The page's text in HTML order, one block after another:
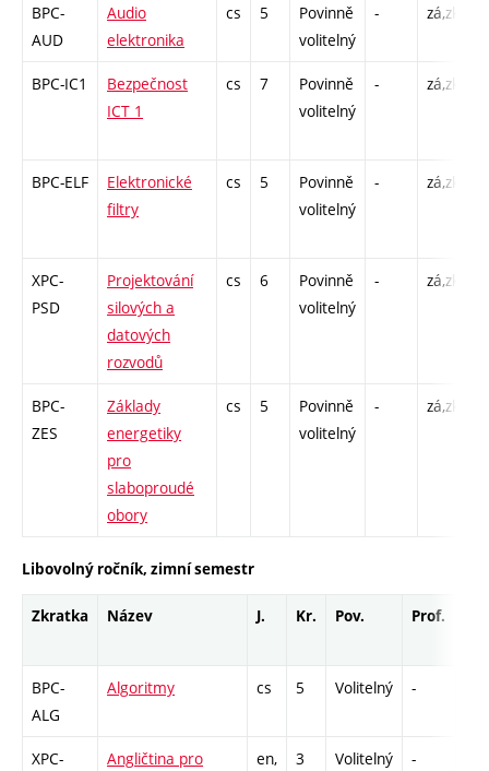
BPC-
AUD
Audio
elektronika
cs 5
Povinně
volitelný
- zá,zk
BPC-IC1
Bezpečnost
ICT 1
cs 7
Povinně
volitelný
- zá,zk
BPC-ELF
Elektronické
filtry
cs 5
Povinně
volitelný
- zá,zk
XPC-
PSD
Projektování
silových a
datových
rozvodů
cs 6
Povinně
volitelný
- zá,zk
BPC-
ZES
Základy
energetiky
pro
slaboproudé
obory
cs 5
Povinně
volitelný
- zá,zk
Libovolný ročník, zimní semestr
Zkratka Název J. Kr. Pov. Prof.
BPC-
ALG
Algoritmy cs 5 Volitelný -
XPC-
Angličtina pro
en,
3 Volitelný -